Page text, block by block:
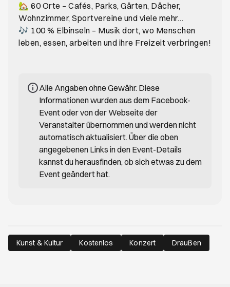
🏡 60 Orte – Cafés, Parks, Gärten, Dächer,
Wohnzimmer, Sportvereine und viele mehr…
🎶 100 % Elbinseln – Musik dort, wo Menschen
leben, essen, arbeiten und ihre Freizeit verbringen!
Alle Angaben ohne Gewähr. Diese
Informationen wurden aus dem Facebook-
Event oder von der Webseite der
Veranstalter übernommen und werden nicht
automatisch aktualisiert. Über die oben
angegebenen Links in den Event-Details
kannst du herausfinden, ob sich etwas zu dem
Event geändert hat.
Kunst & Kultur Kostenlos Konzert Draußen